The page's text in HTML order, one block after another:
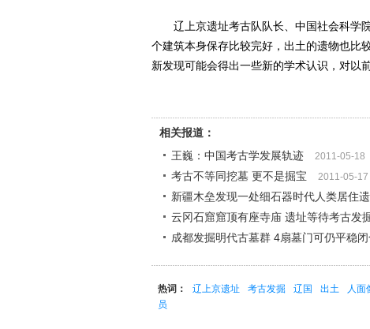
辽上京遗址考古队队长、中国社会科学院
个建筑本身保存比较完好，出土的遗物也比
新发现可能会得出一些新的学术认识，对以
相关报道：
王巍：中国考古学发展轨迹
2011-05-18
考古不等同挖墓 更不是掘宝 2011-05-17
新疆木垒发现一处细石器时代人类居住
云冈石窟窟顶有座寺庙 遗址等待考古发
成都发掘明代古墓群 4扇墓门可仍平稳
热词： 辽上京遗址 考古发掘 辽国 出土 人面
员